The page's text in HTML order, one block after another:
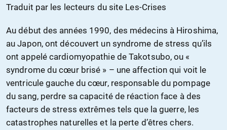
Traduit par les lecteurs du site Les-Crises
Au début des années 1990, des médecins à Hiroshima,
au Japon, ont découvert un syndrome de stress qu’ils
ont appelé cardiomyopathie de Takotsubo, ou «
syndrome du cœur brisé » – une affection qui voit le
ventricule gauche du cœur, responsable du pompage
du sang, perdre sa capacité de réaction face à des
facteurs de stress extrêmes tels que la guerre, les
catastrophes naturelles et la perte d’êtres chers.